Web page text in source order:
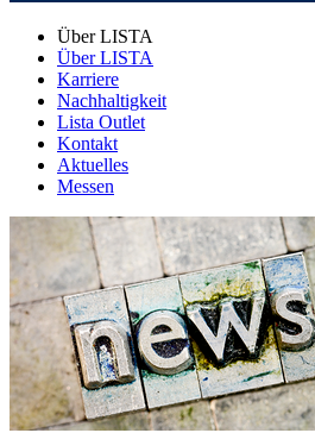
Über LISTA
Über LISTA
Karriere
Nachhaltigkeit
Lista Outlet
Kontakt
Aktuelles
Messen